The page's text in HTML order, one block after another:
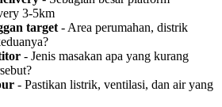
3-5km
target - Area perumahan, distrik
- Jenis masakan apa yang kurang
- Pastikan listrik, ventilasi, dan air yang